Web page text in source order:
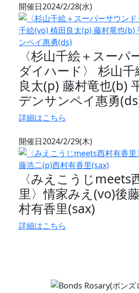
開催日2024/2/28(水)
〈杉山千絵＋スーパ
ダイハード〉 杉山千
良太(p) 藤村竜也(b)
デンサンペイ惠勇
詳細はこちら
開催日2024/2/29(木)
〈みえこうじmeets
里〉情家みえ(vo)後
村有香里(sax)
詳細はこちら